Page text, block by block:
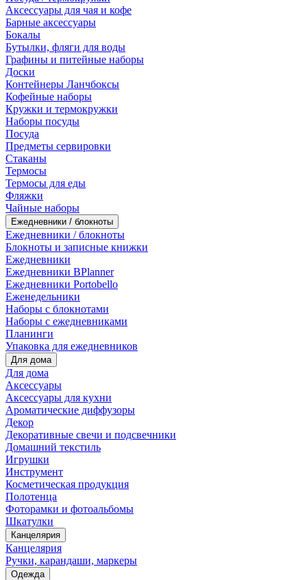
Аксессуары для чая и кофе
Барные аксессуары
Бокалы
Бутылки, фляги для воды
Графины и питейные наборы
Доски
Контейнеры Ланчбоксы
Кофейные наборы
Кружки и термокружки
Наборы посуды
Посуда
Предметы сервировки
Стаканы
Термосы
Термосы для еды
Фляжки
Чайные наборы
Ежедневники / блокноты
Ежедневники / блокноты
Блокноты и записные книжки
Ежедневники
Ежедневники BPlanner
Ежедневники Portobello
Еженедельники
Наборы с блокнотами
Наборы с ежедневниками
Планинги
Упаковка для ежедневников
Для дома
Для дома
Аксессуары
Аксессуары для кухни
Ароматические диффузоры
Декор
Декоративные свечи и подсвечники
Домашний текстиль
Игрушки
Инструмент
Косметическая продукция
Полотенца
Фоторамки и фотоальбомы
Шкатулки
Канцелярия
Канцелярия
Ручки, карандаши, маркеры
Одежда